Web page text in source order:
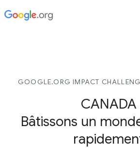
GOOGLE.ORG IMPACT
CANADA
Bâtissons un